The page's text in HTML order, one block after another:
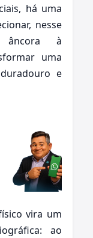
há uma
nesse
à
uma
e
vira um
ao